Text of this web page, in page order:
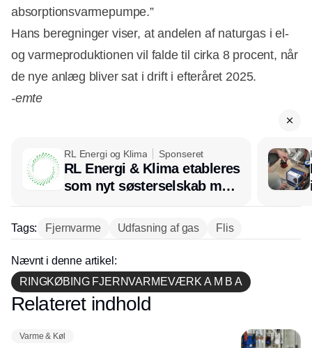
absorptionsvarmepumpe.”
Hans beregninger viser, at andelen af naturgas i el-
og varmeproduktionen vil falde til cirka 8 procent, når
de nye anlæg bliver sat i drift i efteråret 2025.
-emte
RL Energi og Klima Sponseret
RL Energi & Klima etableres
som nyt søsterselskab med
afsæt i RL Ventilation
Tags: Fjernvarme Udfasning af gas Flis
Nævnt i denne artikel:
RINGKØBING FJERNVARMEVÆRK A M B A
Annonce
Relateret indhold
Varme & Køl